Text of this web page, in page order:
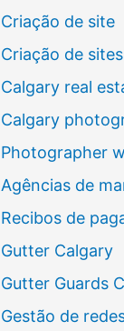
Criação de site
Criação de sites
Calgary real
Calgary
Photographer
Agências de
Recibos de
Gutter Calgary
Gutter Guards
Gestão de